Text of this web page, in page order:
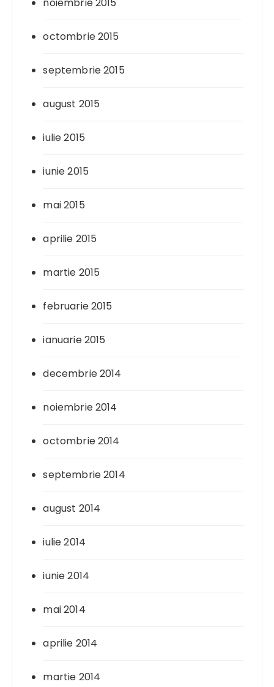
octombrie 2015
septembrie 2015
august 2015
iulie 2015
iunie 2015
mai 2015
aprilie 2015
martie 2015
februarie 2015
ianuarie 2015
decembrie 2014
noiembrie 2014
octombrie 2014
septembrie 2014
august 2014
iulie 2014
iunie 2014
mai 2014
aprilie 2014
martie 2014